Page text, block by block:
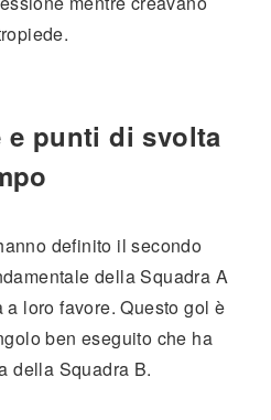
e punti di svolta
definito il secondo
della Squadra A
a loro favore. Questo gol è
ben eseguito che ha
della Squadra B.